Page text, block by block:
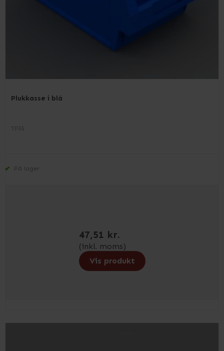
Plukkasse i blå
TP55
På lager
47,51 kr.
(inkl. moms)
Vis produkt